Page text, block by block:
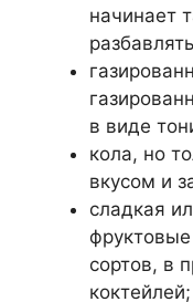
начинает
в виде
кола, но
вкусом и
сладкая
сортов, в
коктейлей;